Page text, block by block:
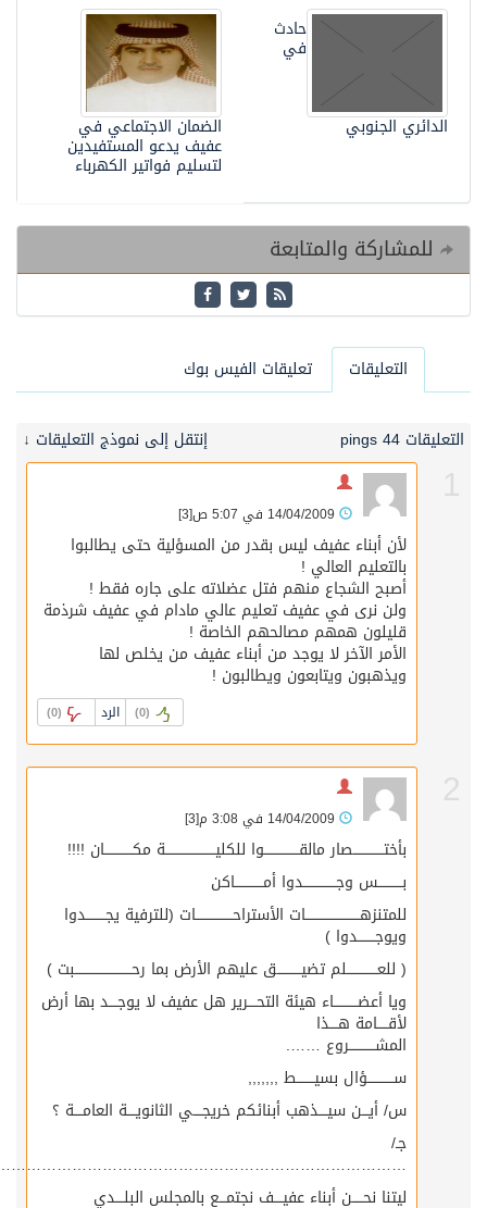
الضمان الاجتماعي في
عفيف يدعو المستفيدين
لتسليم فواتير الكهرباء
حادث
في
الدائري الجنوبي
للمشاركة والمتابعة
التعليقات تعليقات الفيس بوك
التعليقات 4 4 pings إنتقل إلى نموذج التعليقات↓
لأن أبناء عفيف ليس بقدر من المسؤلية حتى يطالبوا
بالتعليم العالي !
أصبح الشجاع منهم فتل عضلاته على جاره فقط !
ولن نرى في عفيف تعليم عالي مادام في عفيف شرذمة
قليلون همهم مصالحهم الخاصة !
الأمر الآخر لا يوجد من أبناء عفيف من يخلص لها
ويذهبون ويتابعون ويطالبون !
(
0
) الرد (
0
)
[3]
بأختــــــــــــــصار مالقــــــــــــــــوا للكليـــــــــــــــــــــــة مكـــــــــــــان !!!!
بـــــــــــس وجـــــــــــــــدوا أمـــــــــــــاكن
للمتنزهـــــــــــــــــــــــــات الأستراحـــــــــــــــــات (للترفية يجـــــــــدوا
ويوجــــــــدوا )
( للعــــــــــــــلم تضيـــــــــــق عليهم الأرض بما رحــــــــــــــــــــــــــبت )
ويا أعضـــــــــــاء هيئة التحــــرير هل عفيف لا يوجــــد بها أرض
لأقـــــامة هــــذا
المشــــــــــــروع …….
ســــــــــــؤال بسيــــــــط ,,,,,,,
س/ أيـــن سيــــذهب أبنائكم خريجــــي الثانويــــة العامــــة ؟
…………………………………………………………………………
ليتنا نحـــــن أبناء عفيــــف نجتمـــع بالمجلس البلــــدي